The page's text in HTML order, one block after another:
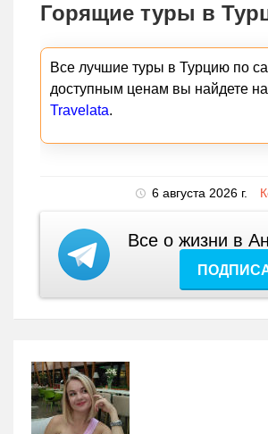
Горящие туры в
Все лучшие туры в Турцию по
доступным ценам вы найдете
Travelata.
6 августа 2026 г.
Все о жизни в